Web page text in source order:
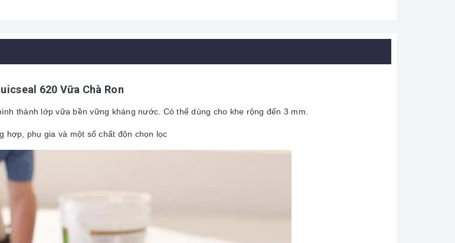
620 Vữa Chà Ron
thành lớp vữa bền vững kháng nước. Có thể dùng cho khe rộng đến 3 mm.
phụ gia và một số chất độn chọn lọc